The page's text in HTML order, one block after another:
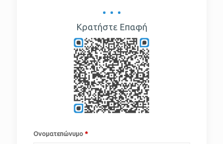
Κρατήστε Επαφή
Ονοματεπώνυμο *